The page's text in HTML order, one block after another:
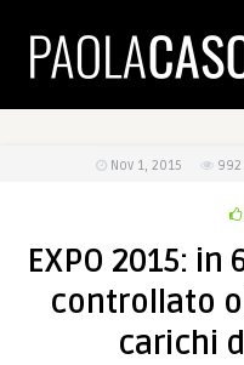
Nov 1, 2015 992
EXPO 2015: in
controllato
carichi